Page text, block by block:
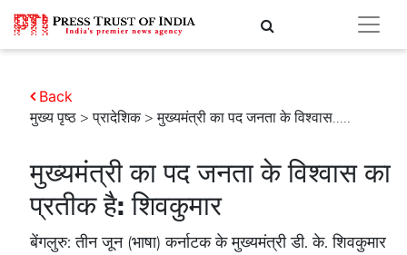
मुख्य पृष्ठ >प्रादेशिक> मुख्यमंत्री का पद जनता के विश्वास.....
Back
मुख्यमंत्री का पद जनता के विश्वास का
प्रतीक है: शिवकुमार
बेंगलुरु: तीन जून (भाषा) कर्नाटक के मुख्यमंत्री डी. के. शिवकुमार